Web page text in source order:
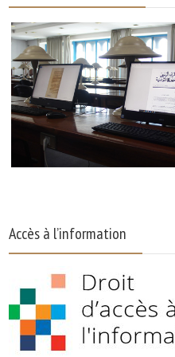
Accès à l’information